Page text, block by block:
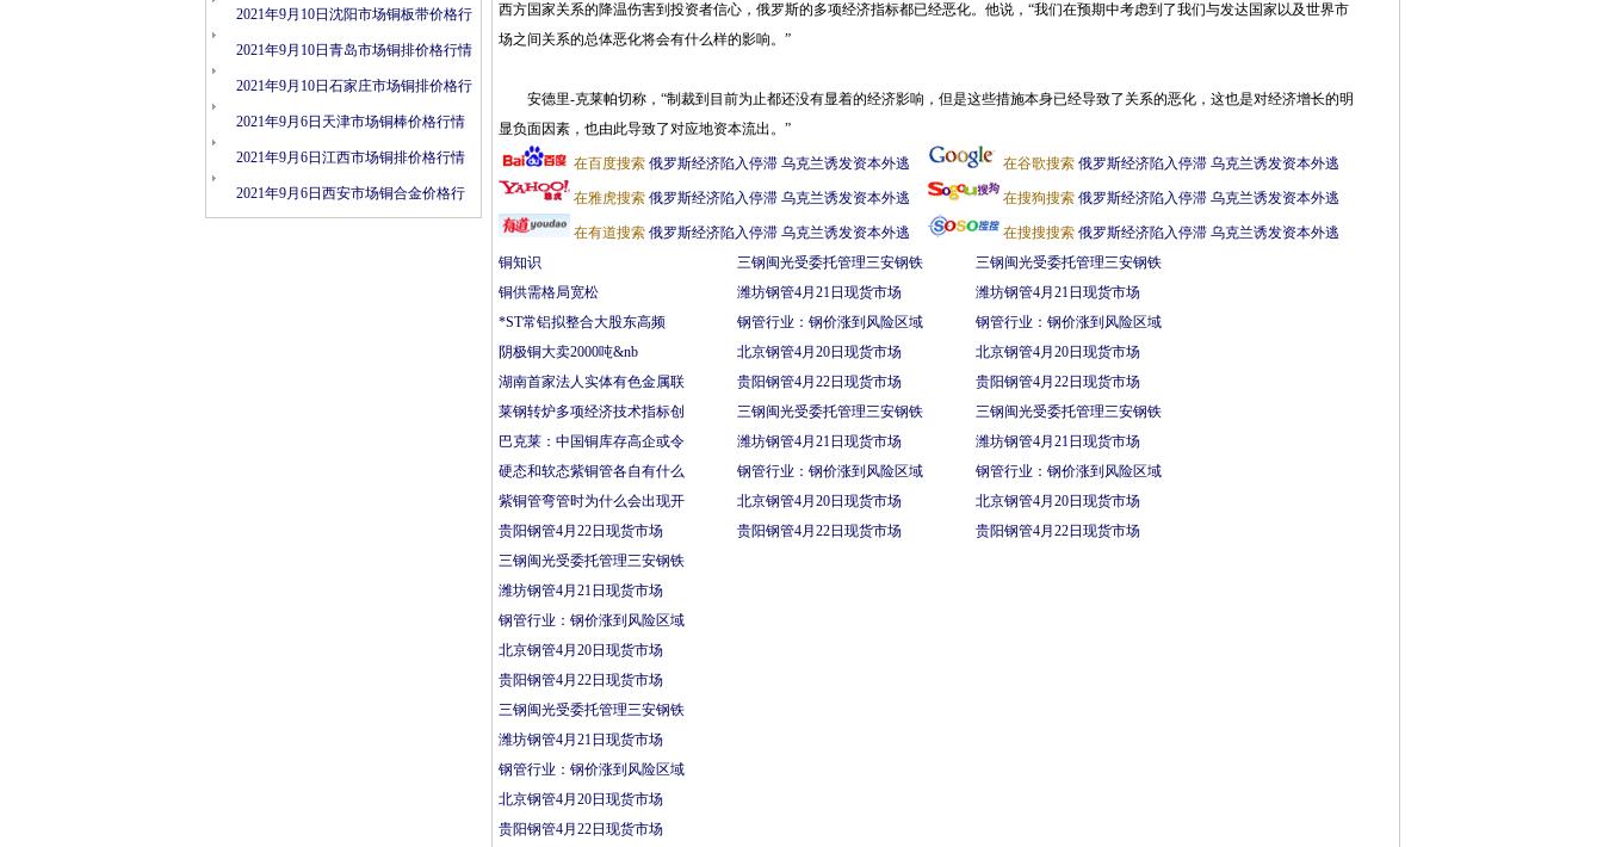
情
2021年9月10日沈阳市场铜板带价格行
情
2021年9月10日青岛市场铜排价格行情
2021年9月10日石家庄市场铜排价格行
情
2021年9月6日天津市场铜棒价格行情
2021年9月6日江西市场铜排价格行情
2021年9月6日西安市场铜合金价格行
西方国家关系的降温伤害到投资者信心，俄罗斯的多项经济指标都已经恶化。他说，“我们在预期中考虑到了我们与发达国家以及世界市
场之间关系的总体恶化将会有什么样的影响。”
安德里-克莱帕切称，“制裁到目前为止都还没有显着的经济影响，但是这些措施本身已经导致了关系的恶化，这也是对经济增长的明
显负面因素，也由此导致了对应地资本流出。”
在百度搜索 俄罗斯经济陷入停滞 乌克兰诱发资本外逃 在谷歌搜索 俄罗斯经济陷入停滞 乌克兰诱发资本外逃
在雅虎搜索 俄罗斯经济陷入停滞 乌克兰诱发资本外逃 在搜狗搜索 俄罗斯经济陷入停滞 乌克兰诱发资本外逃
在有道搜索 俄罗斯经济陷入停滞 乌克兰诱发资本外逃 在搜搜搜索 俄罗斯经济陷入停滞 乌克兰诱发资本外逃
铜知识
铜供需格局宽松
*ST常铝拟整合大股东高频
阴极铜大卖2000吨&nb
湖南首家法人实体有色金属联
莱钢转炉多项经济技术指标创
巴克莱：中国铜库存高企或令
硬态和软态紫铜管各自有什么
紫铜管弯管时为什么会出现开
贵阳钢管4月22日现货市场
三钢闽光受委托管理三安钢铁
潍坊钢管4月21日现货市场
钢管行业：钢价涨到风险区域
北京钢管4月20日现货市场
贵阳钢管4月22日现货市场
三钢闽光受委托管理三安钢铁
潍坊钢管4月21日现货市场
钢管行业：钢价涨到风险区域
北京钢管4月20日现货市场
贵阳钢管4月22日现货市场
三钢闽光受委托管理三安钢铁
潍坊钢管4月21日现货市场
钢管行业：钢价涨到风险区域
北京钢管4月20日现货市场
贵阳钢管4月22日现货市场
三钢闽光受委托管理三安钢铁
潍坊钢管4月21日现货市场
钢管行业：钢价涨到风险区域
北京钢管4月20日现货市场
贵阳钢管4月22日现货市场
三钢闽光受委托管理三安钢铁
潍坊钢管4月21日现货市场
钢管行业：钢价涨到风险区域
北京钢管4月20日现货市场
贵阳钢管4月22日现货市场
三钢闽光受委托管理三安钢铁
潍坊钢管4月21日现货市场
钢管行业：钢价涨到风险区域
北京钢管4月20日现货市场
贵阳钢管4月22日现货市场